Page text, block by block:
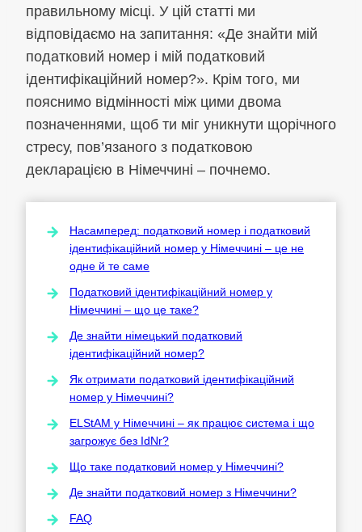
правильному місці. У цій статті ми
відповідаємо на запитання: «Де знайти мій
податковий номер і мій податковий
ідентифікаційний номер?». Крім того, ми
пояснимо відмінності між цими двома
позначеннями, щоб ти міг уникнути щорічного
стресу, пов’язаного з податковою
декларацією в Німеччині – почнемо.
Насамперед: податковий номер і податковий
ідентифікаційний номер у Німеччині – це не
одне й те саме
Податковий ідентифікаційний номер у
Німеччині – що це таке?
Де знайти німецький податковий
ідентифікаційний номер?
Як отримати податковий ідентифікаційний
номер у Німеччині?
ELStAM у Німеччині – як працює система і що
загрожує без IdNr?
Що таке податковий номер у Німеччині?
Де знайти податковий номер з Німеччини?
FAQ